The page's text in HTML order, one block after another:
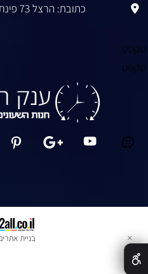
כתובת: הרצל 73 פינת ז’בוטינסקי רמת גן
טקסט
טקסט
בניית אתרים ✕